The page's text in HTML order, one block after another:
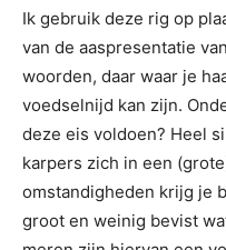
Ik gebruik deze rig op
van de aaspresentatie
woorden, daar waar je
voedselnijd kan zijn.
deze eis voldoen? Heel
karpers zich in een
omstandigheden krijg je
groot en weinig bevist